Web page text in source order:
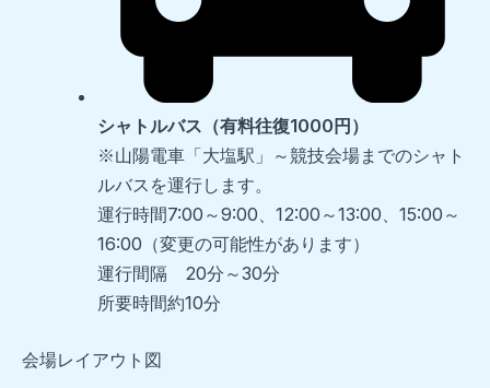
シャトルバス（有料往復1000円）
※山陽電車「大塩駅」～競技会場までのシャト
ルバスを運行します。
運行時間7:00～9:00、12:00～13:00、15:00～
16:00（変更の可能性があります）
運行間隔 20分～30分
所要時間約10分
会場レイアウト図